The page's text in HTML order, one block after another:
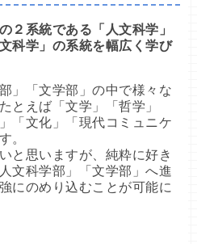
２系統である「人文科学」
科学」の系統を幅広く学び
」「文学部」の中で様々な
とえば「文学」「哲学」
「文化」「現代コミュニケ
。
と思いますが、純粋に好き
文科学部」「文学部」へ進
にのめり込むことが可能に